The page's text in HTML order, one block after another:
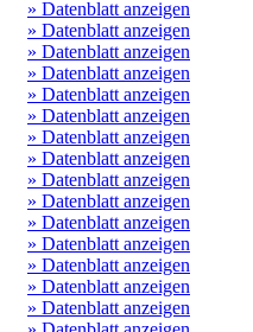
» Datenblatt anzeigen
» Datenblatt anzeigen
» Datenblatt anzeigen
» Datenblatt anzeigen
» Datenblatt anzeigen
» Datenblatt anzeigen
» Datenblatt anzeigen
» Datenblatt anzeigen
» Datenblatt anzeigen
» Datenblatt anzeigen
» Datenblatt anzeigen
» Datenblatt anzeigen
» Datenblatt anzeigen
» Datenblatt anzeigen
» Datenblatt anzeigen